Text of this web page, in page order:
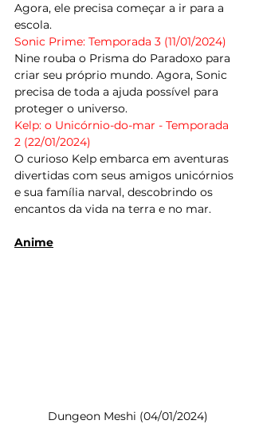
Agora, ele precisa começar a ir para a
escola.
Sonic Prime: Temporada 3 (11/01/2024)
Nine rouba o Prisma do Paradoxo para
criar seu próprio mundo. Agora, Sonic
precisa de toda a ajuda possível para
proteger o universo.
Kelp: o Unicórnio-do-mar - Temporada
2 (22/01/2024)
O curioso Kelp embarca em aventuras
divertidas com seus amigos unicórnios
e sua família narval, descobrindo os
encantos da vida na terra e no mar.
Anime
Dungeon Meshi (04/01/2024)